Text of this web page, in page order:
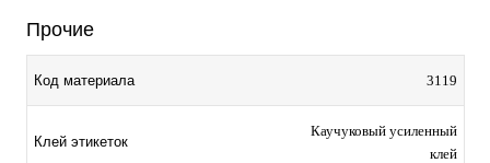
Прочие
Код материала 3119
Клей этикеток
Каучуковый усиленный
клей